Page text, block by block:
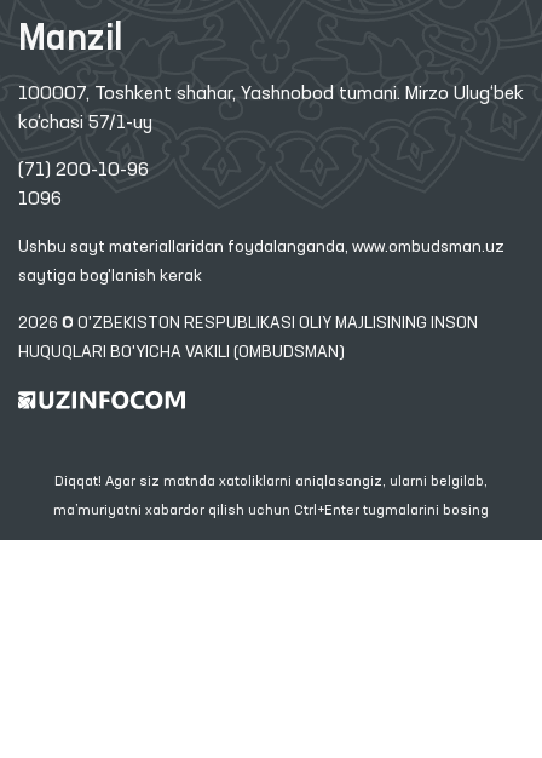
Manzil
100007, Toshkent shahar, Yashnobod tumani. Mirzo Ulug‘bek
ko‘chasi 57/1-uy
(71) 200-10-96
1096
Ushbu sayt materiallaridan foydalanganda, www.ombudsman.uz
saytiga bog'lanish kerak
2026 © O'ZBEKISTON RESPUBLIKASI OLIY MAJLISINING INSON
HUQUQLARI BO'YICHA VAKILI (OMBUDSMAN)
Diqqat! Agar siz matnda xatoliklarni aniqlasangiz, ularni belgilab,
ma’muriyatni xabardor qilish uchun Ctrl+Enter tugmalarini bosing